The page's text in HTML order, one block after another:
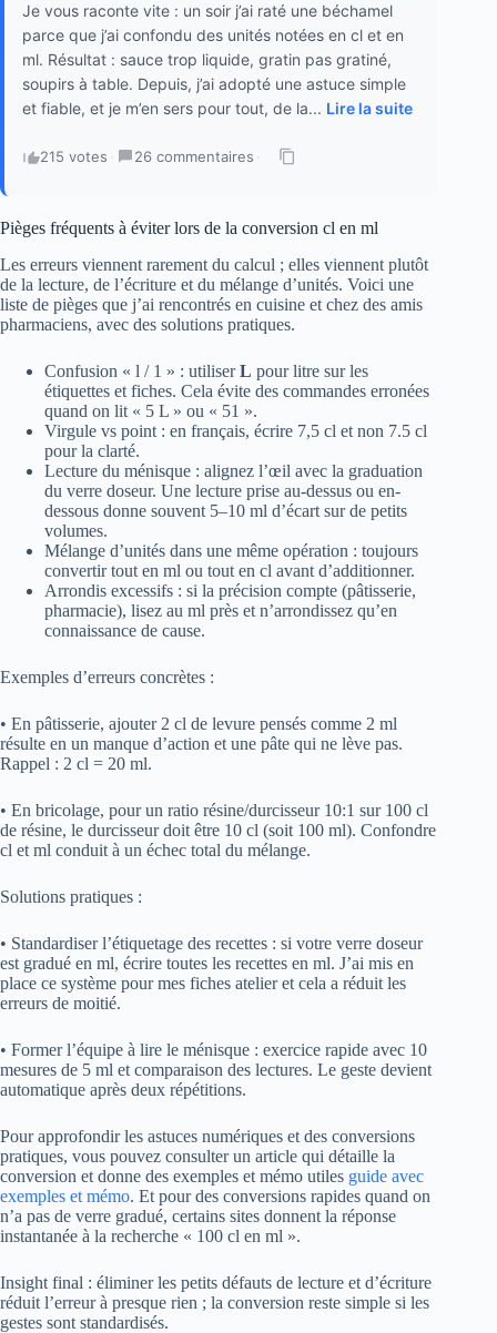
Je vous raconte vite : un soir j’ai raté une béchamel
parce que j’ai confondu des unités notées en cl et en
ml. Résultat : sauce trop liquide, gratin pas gratiné,
soupirs à table. Depuis, j’ai adopté une astuce simple
et fiable, et je m’en sers pour tout, de la... Lire la suite
215 votes · 26 commentaires ·
Pièges fréquents à éviter lors de la conversion cl en ml
Les erreurs viennent rarement du calcul ; elles viennent plutôt
de la lecture, de l’écriture et du mélange d’unités. Voici une
liste de pièges que j’ai rencontrés en cuisine et chez des amis
pharmaciens, avec des solutions pratiques.
Confusion « l / 1 » : utiliserL pour litre sur les
étiquettes et fiches. Cela évite des commandes erronées
quand on lit « 5 L » ou « 51 ».
Virgule vs point : en français, écrire 7,5 cl et non 7.5 cl
pour la clarté.
Lecture du ménisque : alignez l’œil avec la graduation
du verre doseur. Une lecture prise au-dessus ou en-
dessous donne souvent 5–10 ml d’écart sur de petits
volumes.
Mélange d’unités dans une même opération : toujours
convertir tout en ml ou tout en cl avant d’additionner.
Arrondis excessifs : si la précision compte (pâtisserie,
pharmacie), lisez au ml près et n’arrondissez qu’en
connaissance de cause.
Exemples d’erreurs concrètes :
• En pâtisserie, ajouter 2 cl de levure pensés comme 2 ml
résulte en un manque d’action et une pâte qui ne lève pas.
Rappel : 2 cl = 20 ml.
• En bricolage, pour un ratio résine/durcisseur 10:1 sur 100 cl
de résine, le durcisseur doit être 10 cl (soit 100 ml). Confondre
cl et ml conduit à un échec total du mélange.
Solutions pratiques :
• Standardiser l’étiquetage des recettes : si votre verre doseur
est gradué en ml, écrire toutes les recettes en ml. J’ai mis en
place ce système pour mes fiches atelier et cela a réduit les
erreurs de moitié.
• Former l’équipe à lire le ménisque : exercice rapide avec 10
mesures de 5 ml et comparaison des lectures. Le geste devient
automatique après deux répétitions.
Pour approfondir les astuces numériques et des conversions
pratiques, vous pouvez consulter un article qui détaille la
conversion et donne des exemples et mémo utiles guide avec
exemples et mémo. Et pour des conversions rapides quand on
n’a pas de verre gradué, certains sites donnent la réponse
instantanée à la recherche « 100 cl en ml ».
Insight final : éliminer les petits défauts de lecture et d’écriture
réduit l’erreur à presque rien ; la conversion reste simple si les
gestes sont standardisés.